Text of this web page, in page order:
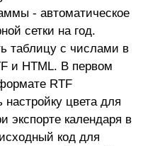
- автоматическое
сетки на год.
таблицу с числами в
и HTML. В первом
RTF
цвета для
экспорте календаря в
код для